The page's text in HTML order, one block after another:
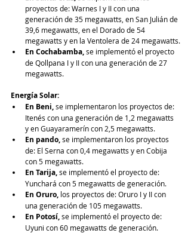
proyectos de: Warnes I y II con una
generación de 35 megawatts, en San Julián de
39,6 megawatts, en el Dorado de 54
megawatts y en la Ventolera de 24 megawatts.
En Cochabamba, se implementó el proyecto
de Qollpana I y II con una generación de 27
megawatts.
Energía Solar:
En Beni, se implementaron los proyectos de:
Itenés con una generación de 1,2 megawatts
y en Guayaramerín con 2,5 megawatts.
En pando, se implementaron los proyectos
de: El Serna con 0,4 megawatts y en Cobija
con 5 megawatts.
En Tarija, se implementó el proyecto de:
Yunchará con 5 megawatts de generación.
En Oruro, los proyectos de: Oruro I y II con
una generación de 105 megawatts.
En Potosí, se implementó el proyecto de:
Uyuni con 60 megawatts de generación.